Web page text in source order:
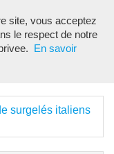
surgelés italiens
site, vous acceptez
le respect de notre
En savoir